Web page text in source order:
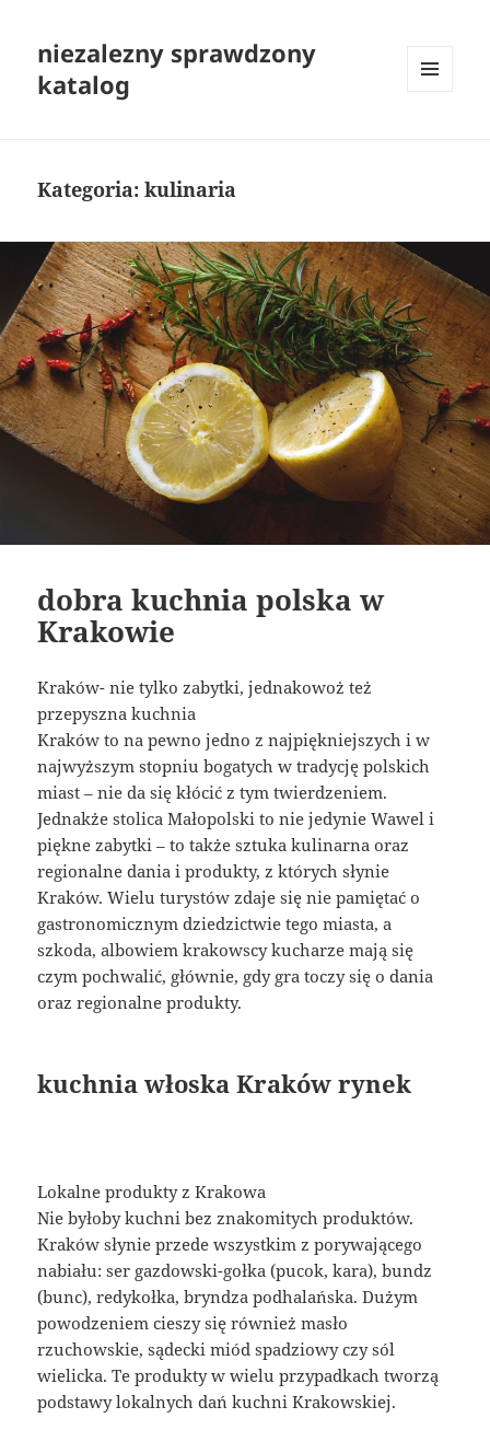
niezalezny sprawdzony
katalog
Kategoria:kulinaria
dobra kuchnia polska w
Krakowie
Kraków- nie tylko zabytki, jednakowoż też
przepyszna kuchnia
Kraków to na pewno jedno z najpiękniejszych i w
najwyższym stopniu bogatych w tradycję polskich
miast – nie da się kłócić z tym twierdzeniem.
Jednakże stolica Małopolski to nie jedynie Wawel i
piękne zabytki – to także sztuka kulinarna oraz
regionalne dania i produkty, z których słynie
Kraków. Wielu turystów zdaje się nie pamiętać o
gastronomicznym dziedzictwie tego miasta, a
szkoda, albowiem krakowscy kucharze mają się
czym pochwalić, głównie, gdy gra toczy się o dania
oraz regionalne produkty.
kuchnia włoska Kraków rynek
Lokalne produkty z Krakowa
Nie byłoby kuchni bez znakomitych produktów.
Kraków słynie przede wszystkim z porywającego
nabiału: ser gazdowski-gołka (pucok, kara), bundz
(bunc), redykołka, bryndza podhalańska. Dużym
powodzeniem cieszy się również masło
rzuchowskie, sądecki miód spadziowy czy sól
wielicka. Te produkty w wielu przypadkach tworzą
podstawy lokalnych dań kuchni Krakowskiej.